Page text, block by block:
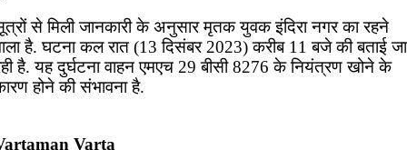
से मिली जानकारी के अनुसार मृतक युवक इंदिरा नगर का रहने
है. घटना कल रात (13 दिसंबर 2023) करीब 11 बजे की बताई जा
है. यह दुर्घटना वाहन एमएच 29 बीसी 8276 के नियंत्रण खोने के
होने की संभावना है.
Varta